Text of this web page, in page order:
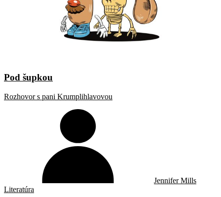
Pod šupkou
Rozhovor s pani Krumplihlavovou
Jennifer Mills
Literatúra